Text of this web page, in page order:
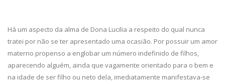
Há um aspecto da alma de Dona Lucilia a respeito do qual nunca
tratei por não se ter apresentado uma ocasião. Por possuir um amor
materno propenso a englobar um número indefinido de filhos,
aparecendo alguém, ainda que vagamente orientado para o bem e
na idade de ser filho ou neto dela, imediatamente manifestava-se